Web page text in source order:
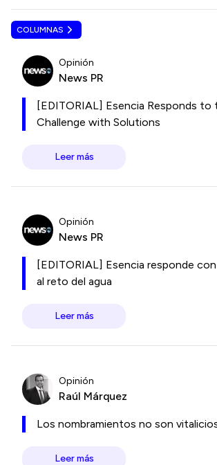
COLUMNAS
Opinión
News PR
[EDITORIAL] Esencia Responds to
Challenge with Solutions
Leer más
Opinión
News PR
[EDITORIAL] Esencia responde
al reto del agua
Leer más
Opinión
Raúl Márquez
Los nombramientos no son
Leer más